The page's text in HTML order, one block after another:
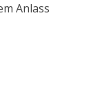
Anlass